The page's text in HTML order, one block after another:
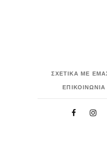
ΣΧΕΤΙΚΑ ΜΕ
ΕΠΙΚΟΙΝΩΝΙΑ